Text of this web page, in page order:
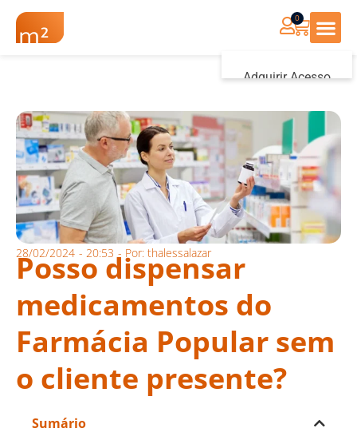
Adquirir Acesso
0
28/02/2024 - 20:53 - Por: thalessalazar
Posso dispensar
medicamentos do
Farmácia Popular sem
o cliente presente?
Sumário